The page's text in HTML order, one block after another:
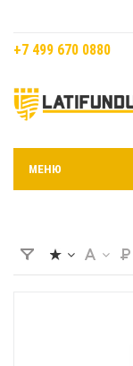
+7 499 670 0880
МЕНЮ